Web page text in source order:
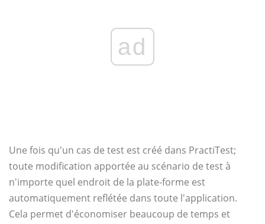
ad
Une fois qu'un cas de test est créé dans PractiTest;
toute modification apportée au scénario de test à
n'importe quel endroit de la plate-forme est
automatiquement reflétée dans toute l'application.
Cela permet d'économiser beaucoup de temps et